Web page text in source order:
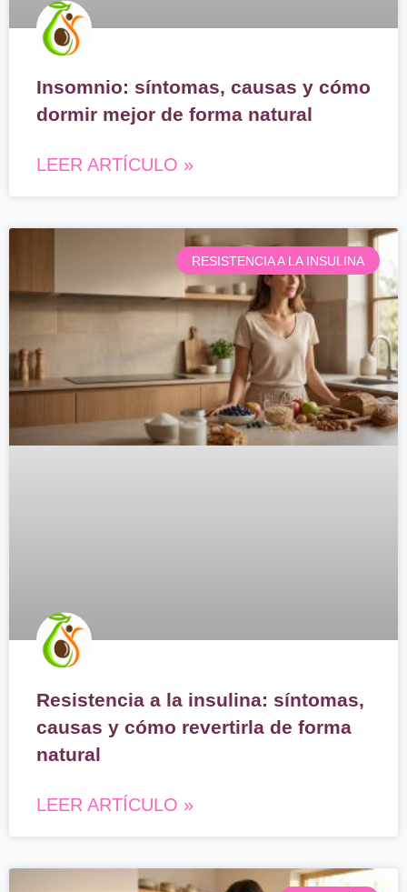
Insomnio: síntomas, causas y cómo
dormir mejor de forma natural
LEER ARTÍCULO »
RESISTENCIA A LA INSULINA
Resistencia a la insulina: síntomas,
causas y cómo revertirla de forma
natural
LEER ARTÍCULO »